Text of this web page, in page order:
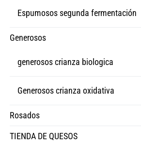
Espumosos segunda fermentación
Generosos
generosos crianza biologica
Generosos crianza oxidativa
Rosados
TIENDA DE QUESOS